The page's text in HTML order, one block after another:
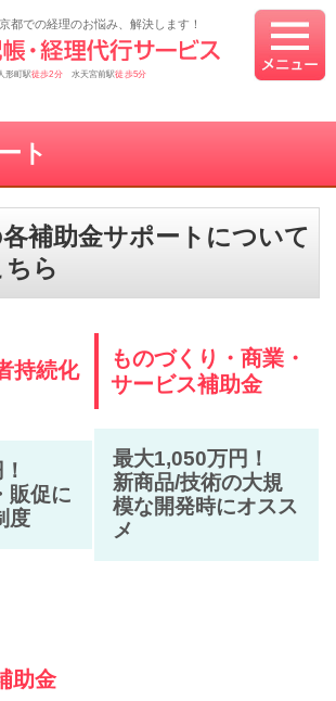
都での経理のお悩み、解決します！
形町駅徒歩2分 水天宮前駅徒歩5分
ト
補助金サポートについて
ら
持続化
販促に
度
ものづくり・商業・
サービス補助金
最大1,050万円！
新商品/技術の大規
模な開発時にオスス
メ
助金